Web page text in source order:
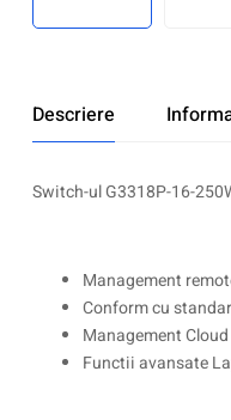
Descriere
Switch-ul G3318P-16-
Management
Conform cu
Management
Functii avansate